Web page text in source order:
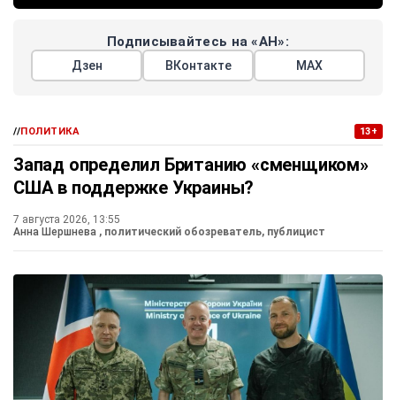
Подписывайтесь на «АН»:
Дзен ВКонтакте МАХ
//ПОЛИТИКА 13+
Запад определил Британию «сменщиком»
США в поддержке Украины?
7 августа 2026, 13:55
Анна Шершнева , политический обозреватель, публицист